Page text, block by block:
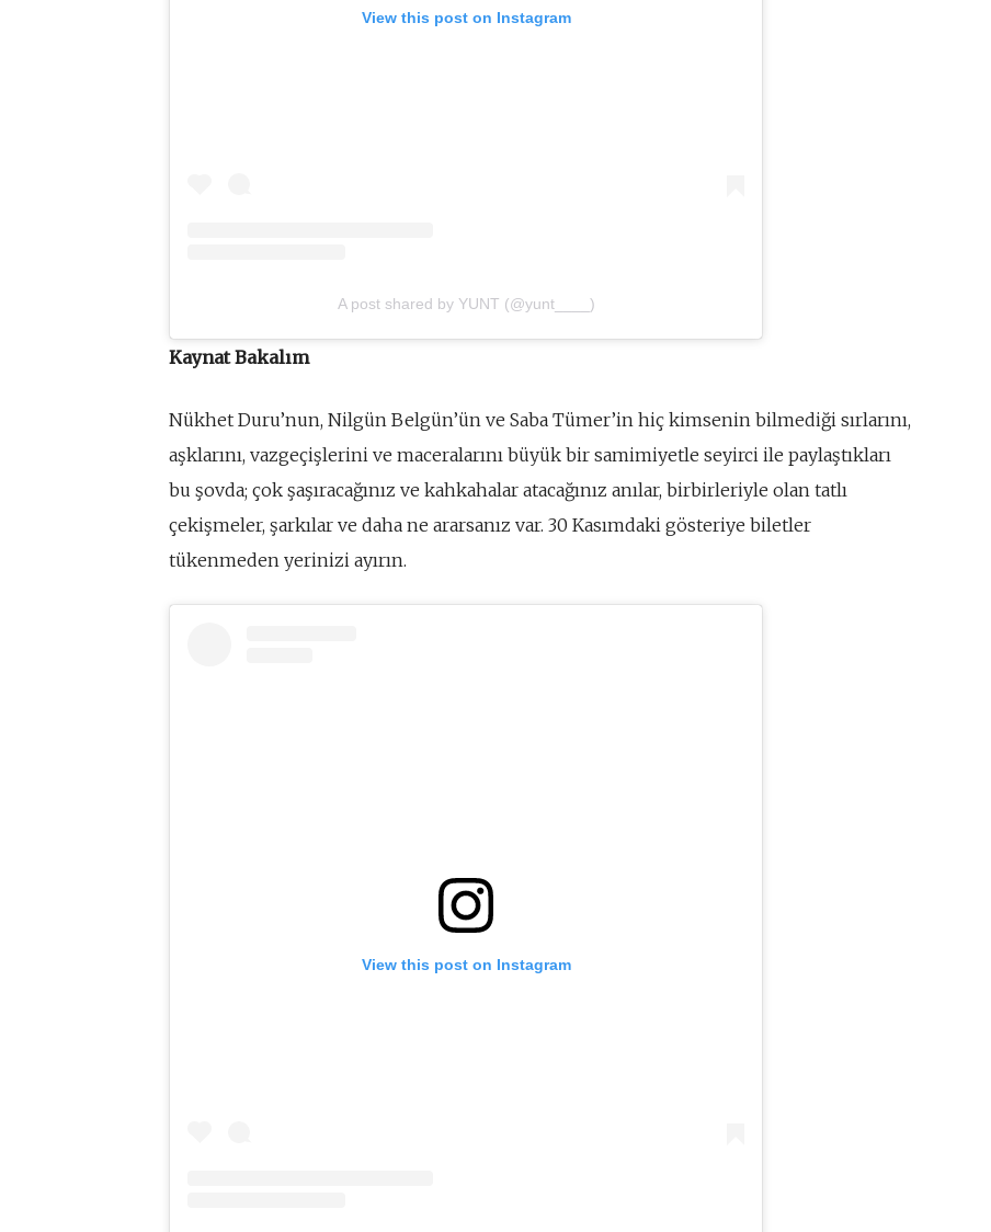
View this post on Instagram
A post shared by YUNT (@yunt____)
Kaynat Bakalım
Nükhet Duru’nun, Nilgün Belgün’ün ve Saba Tümer’in hiç kimsenin bilmediği sırlarını,
aşklarını, vazgeçişlerini ve maceralarını büyük bir samimiyetle seyirci ile paylaştıkları
bu şovda; çok şaşıracağınız ve kahkahalar atacağınız anılar, birbirleriyle olan tatlı
çekişmeler, şarkılar ve daha ne ararsanız var. 30 Kasımdaki gösteriye biletler
tükenmeden yerinizi ayırın.
View this post on Instagram